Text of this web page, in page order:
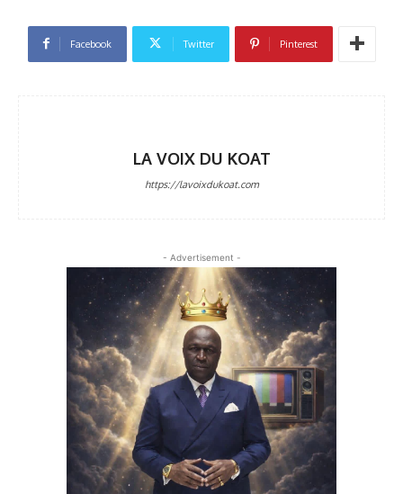
Facebook Twitter Pinterest
LA VOIX DU KOAT
https://lavoixdukoat.com
- Advertisement -